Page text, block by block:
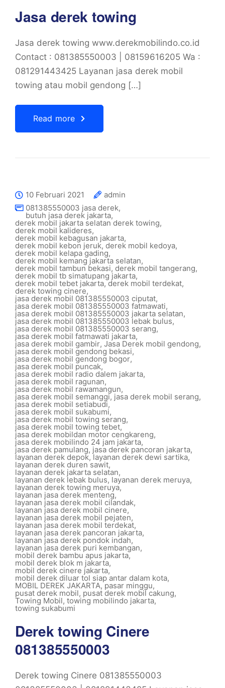
Jasa derek towing
Jasa derek towing www.derekmobilindo.co.id
Contact : 081385550003 | 08159616205 Wa :
081291443425 Layanan jasa derek mobil
towing atau mobil gendong […]
Read more
10 Februari 2021
admin
081385550003 jasa derek,
butuh jasa derek jakarta,
derek mobil jakarta selatan derek towing,
derek mobil kalideres,
derek mobil kebagusan jakarta,
derek mobil kebon jeruk, derek mobil kedoya,
derek mobil kelapa gading,
derek mobil kemang jakarta selatan,
derek mobil tambun bekasi, derek mobil tangerang,
derek mobil tb simatupang jakarta,
derek mobil tebet jakarta,derek mobil terdekat,
derek towing cinere,
jasa derek mobil 081385550003 ciputat,
jasa derek mobil 081385550003 fatmawati,
jasa derek mobil 081385550003 jakarta selatan,
jasa derek mobil 081385550003 lebak bulus,
jasa derek mobil 081385550003 serang,
jasa derek mobil fatmawati jakarta,
jasa derek mobil gambir, Jasa Derek mobil gendong,
jasa derek mobil gendong bekasi,
jasa derek mobil gendong bogor,
jasa derek mobil puncak,
jasa derek mobil radio dalem jakarta,
jasa derek mobil ragunan,
jasa derek mobil rawamangun,
jasa derek mobil semanggi, jasa derek mobil serang,
jasa derek mobil setiabudi,
jasa derek mobil sukabumi,
jasa derek mobil towing serang,
jasa derek mobil towing tebet,
jasa derek mobildan motor cengkareng,
jasa derek mobilindo 24 jam jakarta,
jasa derek pamulang, jasa derek pancoran jakarta,
layanan derek depok,layanan derek dewi sartika,
layanan derek duren sawit,
layanan derek jakarta selatan,
layanan derek lebak bulus, layanan derek meruya,
layanan derek towing meruya,
layanan jasa derek menteng,
layanan jasa derek mobil cilandak,
layanan jasa derek mobil cinere,
layanan jasa derek mobil pejaten,
layanan jasa derek mobil terdekat,
layanan jasa derek pancoran jakarta,
layanan jasa derek pondok indah,
layanan jasa derek puri kembangan,
mobil derek bambu apus jakarta,
mobil derek blok m jakarta,
mobil derek cinere jakarta,
mobil derek diluar tol siap antar dalam kota,
MOBIL DEREK JAKARTA,pasar minggu,
pusat derek mobil, pusat derek mobil cakung,
Towing Mobil, towing mobilindo jakarta,
towing sukabumi
Derek towing Cinere
081385550003
Derek towing Cinere 081385550003